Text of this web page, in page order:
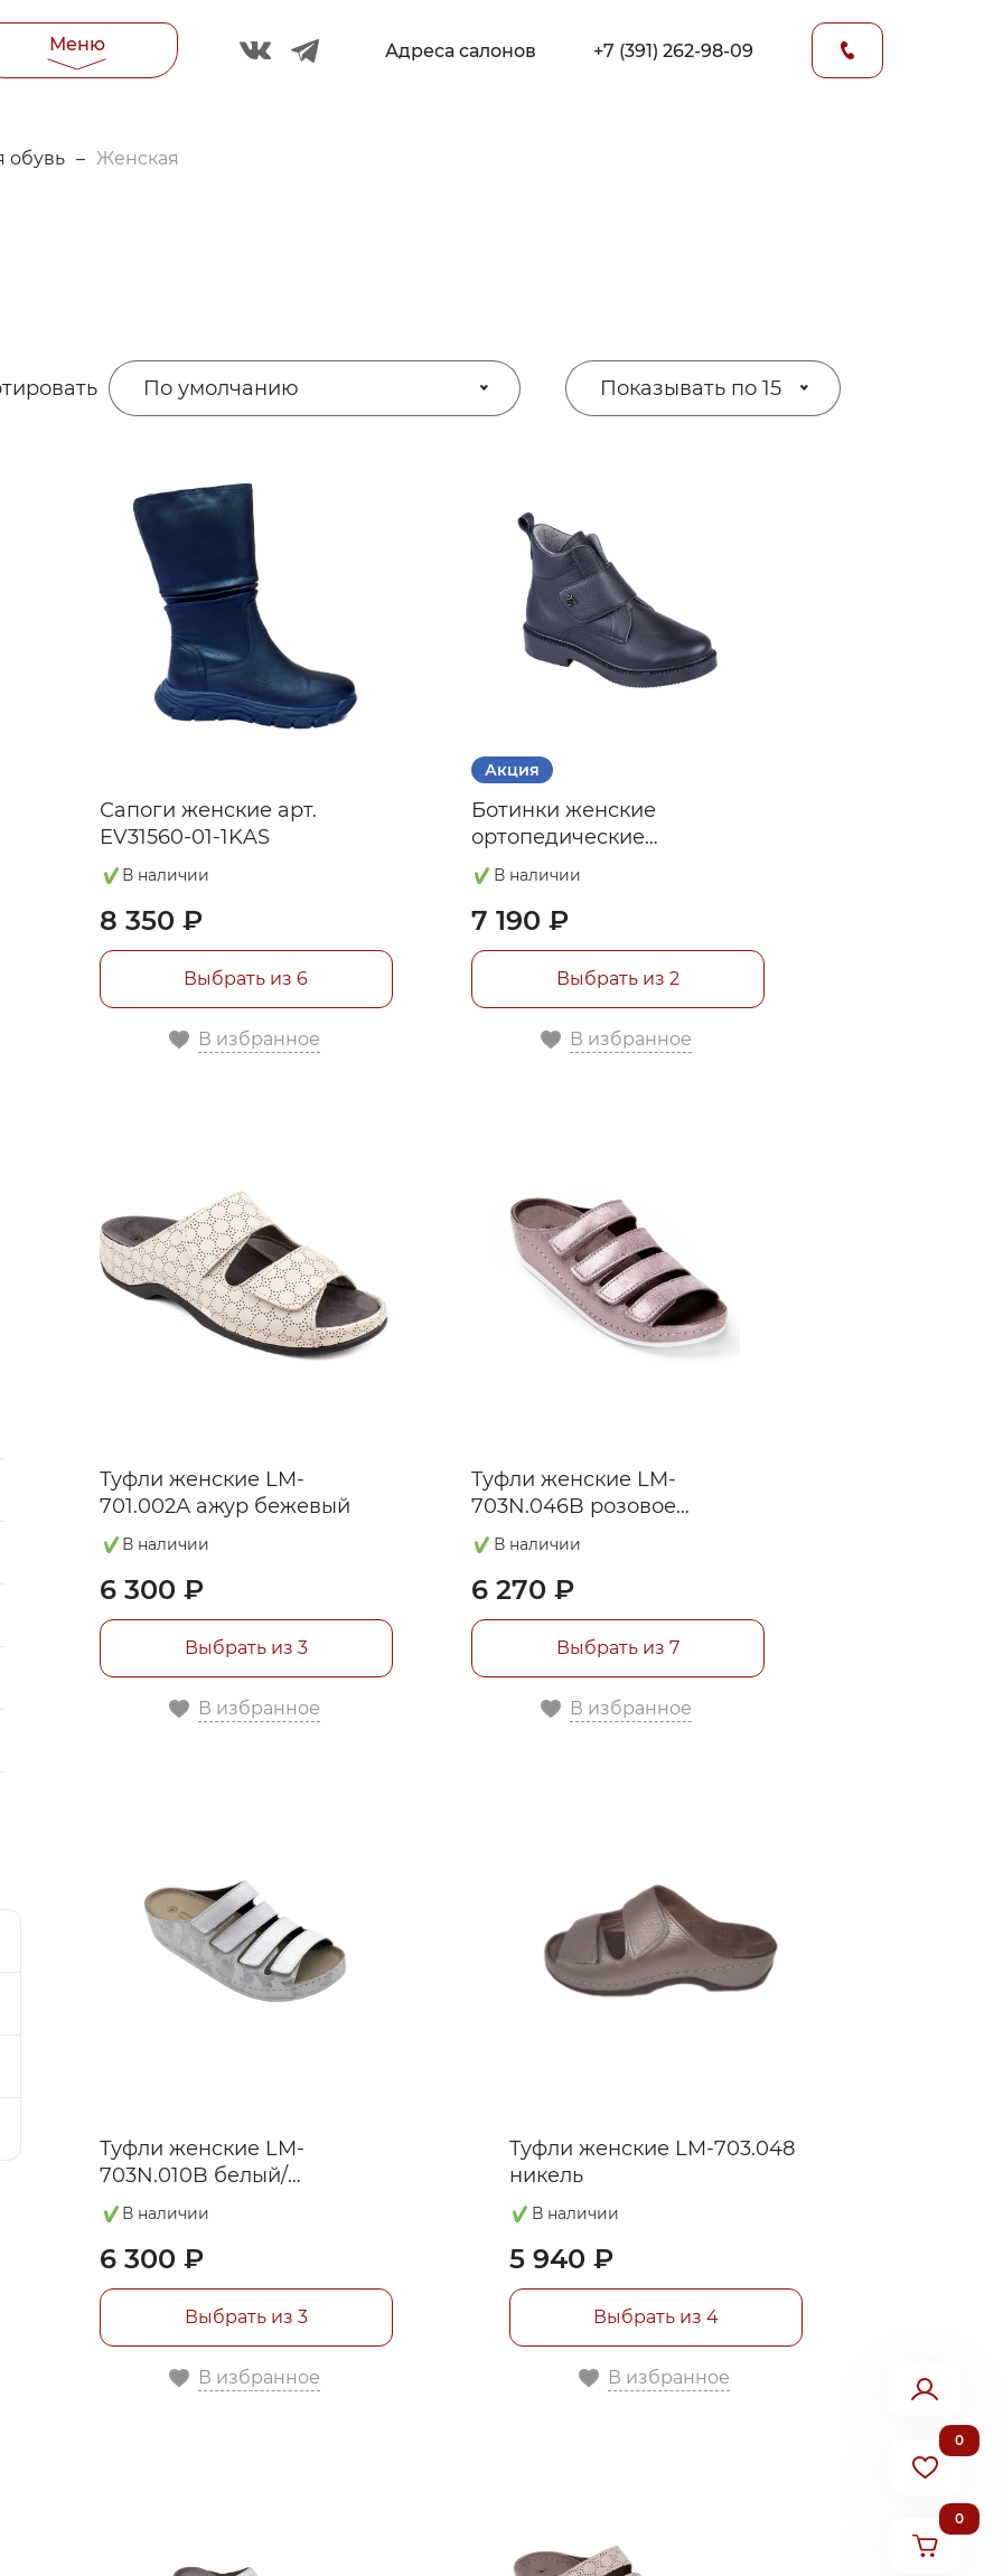
+7 (391) 262-98-09
Адреса салонов
Меню
0
0
обувь – Женская
По умолчанию Показывать по 15
Сапоги женские арт.
EV31560-01-1KAS
В наличии
8 350 ₽
Выбрать из 6
В избранное
Акция
Ботинки женские
ортопедические
утепленные арт. DTD-560
В наличии
7 190 ₽
Выбрать из 2
В избранное
Туфли женские LM-
701.002А ажур бежевый
В наличии
6 300 ₽
Выбрать из 3
В избранное
Туфли женские LM-
703N.046B розовое
серебро
В наличии
6 270 ₽
Выбрать из 7
В избранное
Туфли женские LM-
703N.010B белый/
милитари
В наличии
6 300 ₽
Выбрать из 3
В избранное
Туфли женские LM-703.048
никель
В наличии
5 940 ₽
Выбрать из 4
В избранное